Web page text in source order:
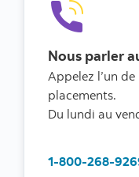
Nous parler
Appelez l’un
placements.
Du lundi au
1-800-268-